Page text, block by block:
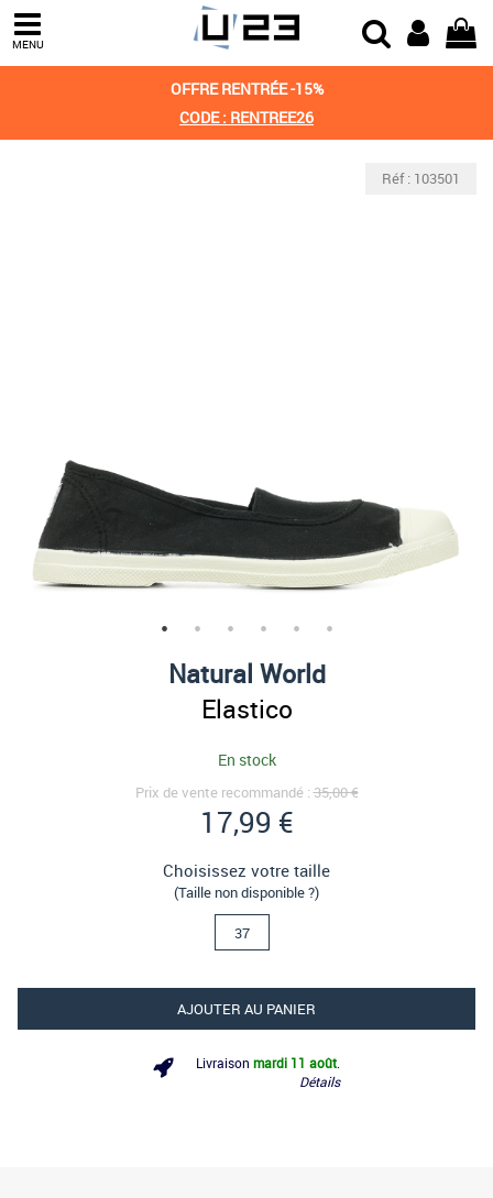
MENU
OFFRE RENTRÉE -15%
CODE : RENTREE26
Réf : 103501
Natural World
Elastico
En stock
Prix de vente recommandé :35,00 €
17,99 €
Choisissez votre taille
(Taille non disponible ?)
37
AJOUTER AU PANIER
Livraison mardi 11 août
Détails